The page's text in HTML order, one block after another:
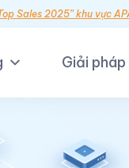
Sales 2025” khu vực
Giải pháp